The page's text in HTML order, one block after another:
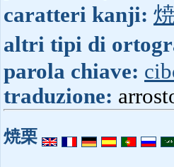
caratteri kanji:
altri tipi di
parola chiave:
traduzione:
焼栗